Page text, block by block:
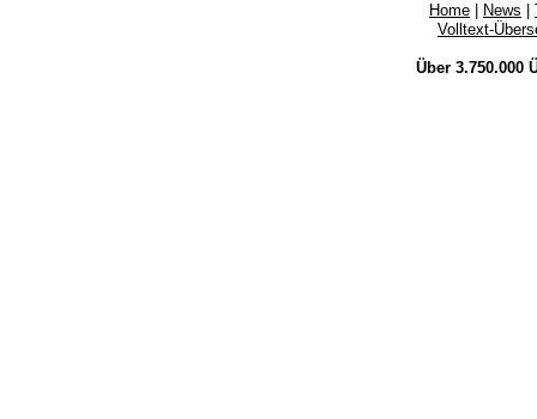
Home News
Volltext-
Über 3.750.000